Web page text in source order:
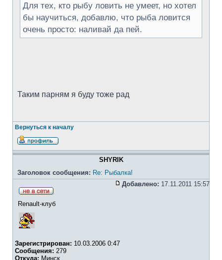
Для тех, кто рыбу ловить не умеет, но хотел
бы научиться, добавлю, что рыба ловится
очень просто: наливай да пей.
Таким парням я буду тоже рад
Вернуться к началу
SHYRIK
Заголовок сообщения: Re: Рыбалка!
Добавлено: 17.11.2011 15:57
Renault-клуб
Зарегистрирован: 10.03.2006 0:47
Сообщения: 279
Откуда: Минск